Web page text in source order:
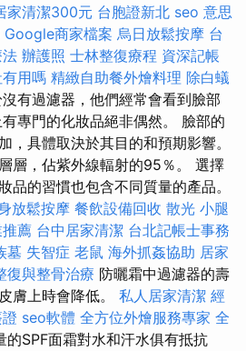
家清潔300元 台胞證新北 seo 意思
Google商家檔案 烏日放鬆按摩 台
辦護照 士林整復療程 資深記帳
用嗎 精緻自助餐外燴料理 除白蟻
有過濾器，他們經常會看到臉部
專門的化妝品絕非偶然。 臉部的
，具體取決於其目的和預期影響。
層，佔紫外線輻射的95％。 選擇
品的習慣也包含不同質量的產品。
放鬆按摩 餐飲設備回收 散光 小腿
薦 台中居家清潔 台北記帳士事務
墓 失智症 老鼠 海外抓姦協助 居家
復與整骨治療 防曬霜中過濾器的壽
膚上時會降低。 私人居家清潔 經
seo軟體 全方位外燴服務專家 全
的SPF面霜對水和汗水俱有抵抗